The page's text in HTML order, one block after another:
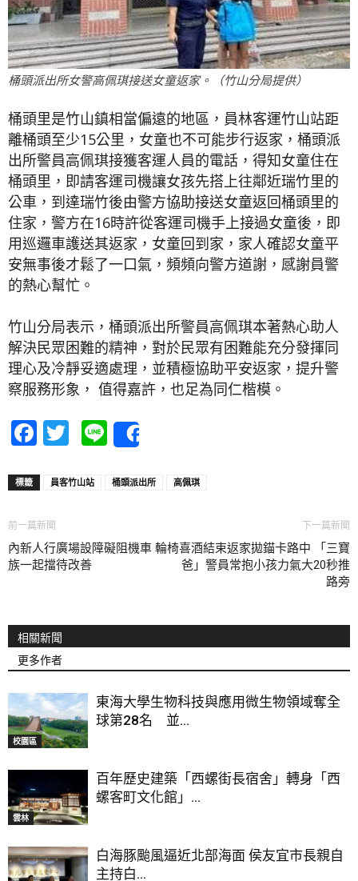
桶頭派出所女警高佩琪接送女童返家。（竹山分局提供）
桶頭里是竹山鎮相當偏遠的地區，員林客運竹山站距
離桶頭至少15公里，女童也不可能步行返家，桶頭派
出所警員高佩琪接獲客運人員的電話，得知女童住在
桶頭里，即請客運司機讓女孩先搭上往鄰近瑞竹里的
公車，到達瑞竹後由警方協助接送女童返回桶頭里的
住家，警方在16時許從客運司機手上接過女童後，即
用巡邏車護送其返家，女童回到家，家人確認女童平
安無事後才鬆了一口氣，頻頻向警方道謝，感謝員警
的熱心幫忙。
竹山分局表示，桶頭派出所警員高佩琪本著熱心助人
解決民眾困難的精神，對於民眾有困難能充分發揮同
理心及冷靜妥適處理，並積極協助平安返家，提升警
察服務形象， 值得嘉許，也足為同仁楷模。
Facebook
Twitter
Line
標籤 員客竹山站 桶頭派出所 高佩琪
前一篇新聞
內新人行廣場設障礙阻機車 輪椅
族一起擋待改善
下一篇新聞
喜酒結束返家拋錨卡路中 「三寶
爸」警員常抱小孩力氣大20秒推
路旁
相關新聞
更多作者
校園區
東海大學生物科技與應用微生物領域奪全
球第28名 並...
雲林
百年歷史建築「西螺街長宿舍」轉身「西
螺客町文化館」...
白海豚颱風逼近北部海面 侯友宜市長親自
主持白...